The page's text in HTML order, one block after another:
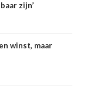
zijn’
winst, maar